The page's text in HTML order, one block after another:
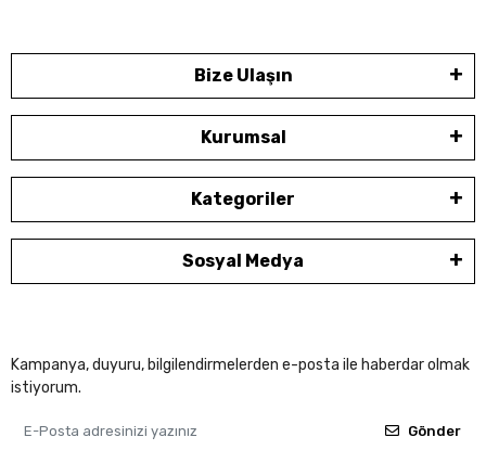
Bize Ulaşın
Kurumsal
Kategoriler
Sosyal Medya
Kampanya, duyuru, bilgilendirmelerden e-posta ile haberdar olmak
istiyorum.
Gönder